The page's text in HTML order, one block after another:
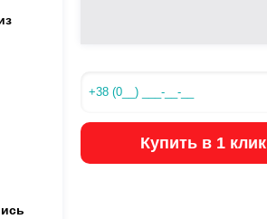
Купить в 1 клик